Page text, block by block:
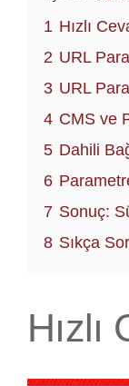
1 Hızlı
2 URL
3 URL
4 CMS ve
5 Dahili
6
7 Sonuç:
8 Sıkça
Hızlı